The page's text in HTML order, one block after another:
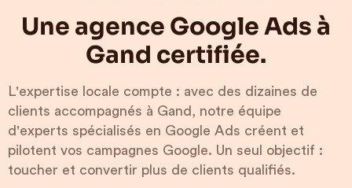
Une agence Google Ads à
Gand certifiée.
L'expertise locale compte : avec des dizaines de
clients accompagnés à Gand, notre équipe
d'experts spécialisés en Google Ads créent et
pilotent vos campagnes Google. Un seul objectif :
toucher et convertir plus de clients qualifiés.